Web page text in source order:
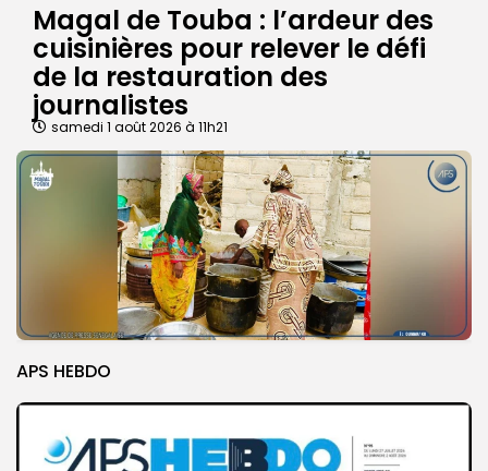
Magal de Touba : l’ardeur des
cuisinières pour relever le défi
de la restauration des
journalistes
samedi 1 août 2026 à 11h21
APS HEBDO